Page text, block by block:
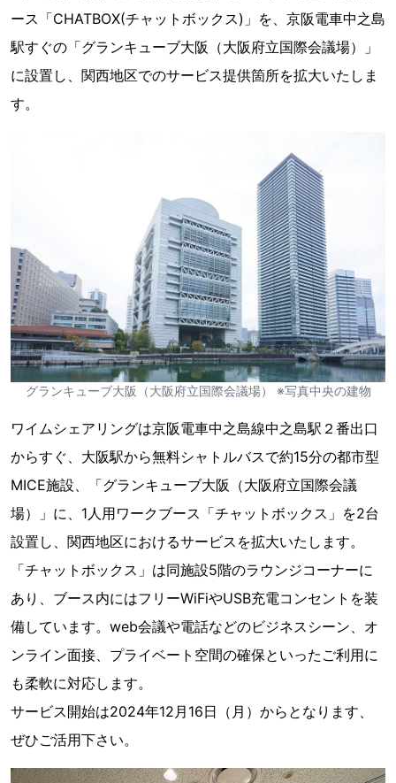
ース「CHATBOX(チャットボックス)」を、京阪電車中之島
駅すぐの「グランキューブ大阪（大阪府立国際会議場）」
に設置し、関西地区でのサービス提供箇所を拡大いたしま
す。
グランキューブ大阪（大阪府立国際会議場） ※写真中央の建物
ワイムシェアリングは京阪電車中之島線中之島駅２番出口
からすぐ、大阪駅から無料シャトルバスで約15分の都市型
MICE施設、「グランキューブ大阪（大阪府立国際会議
場）」に、1人用ワークブース「チャットボックス」を2台
設置し、関西地区におけるサービスを拡大いたします。
「チャットボックス」は同施設5階のラウンジコーナーに
あり、ブース内にはフリーWiFiやUSB充電コンセントを装
備しています。web会議や電話などのビジネスシーン、オ
ンライン面接、プライベート空間の確保といったご利用に
も柔軟に対応します。
サービス開始は2024年12月16日（月）からとなります、
ぜひご活用下さい。